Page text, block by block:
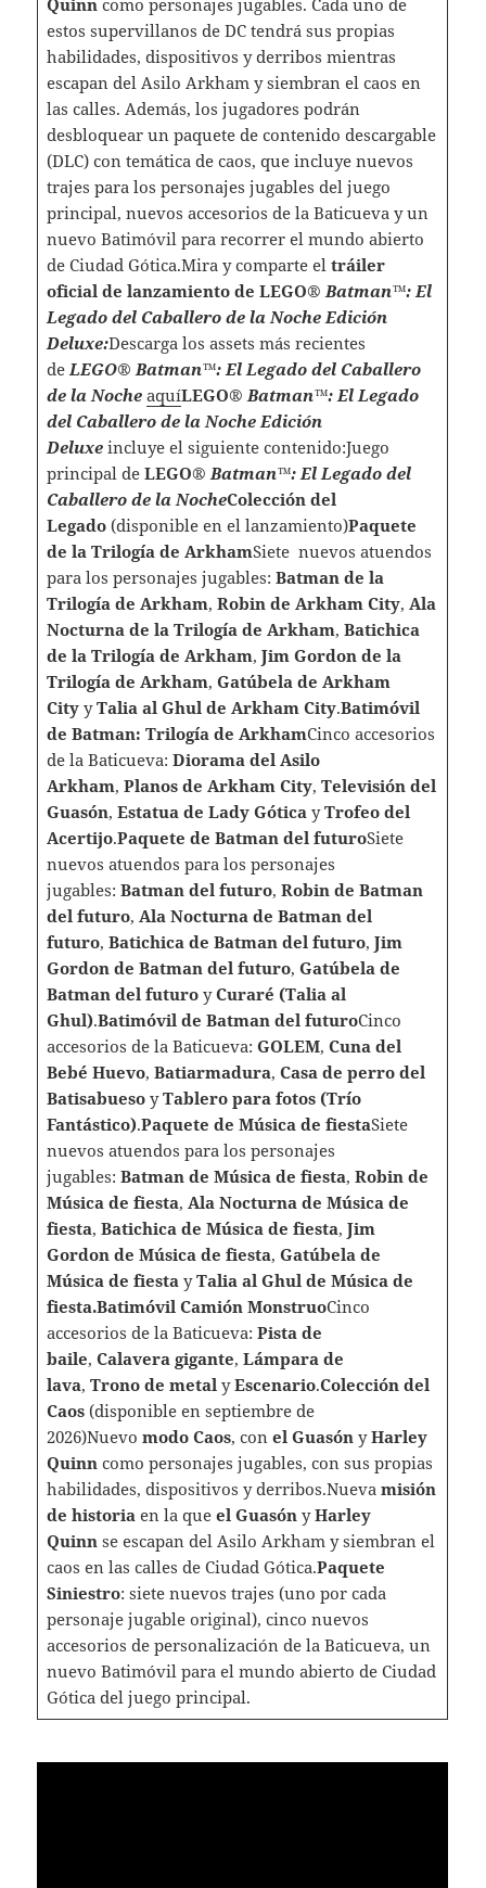
Quinncomo personajes jugables. Cada uno de
estos supervillanos de DC tendrá sus propias
habilidades, dispositivos y derribos mientras
escapan del Asilo Arkham y siembran el caos en
las calles. Además, los jugadores podrán
desbloquear un paquete de contenido descargable
(DLC) con temática de caos, que incluye nuevos
trajes para los personajes jugables del juego
principal, nuevos accesorios de la Baticueva y un
nuevo Batimóvil para recorrer el mundo abierto
de Ciudad Gótica.Mira y comparte el tráiler
oficial de lanzamiento de LEGO® Batman™: El
Legado del Caballero de la Noche Edición
Deluxe:Descarga los assets más recientes
deLEGO® Batman™: El Legado del Caballero
de la Noche aquíLEGO® Batman™: El Legado
del Caballero de la Noche Edición
Deluxeincluye el siguiente contenido:Juego
principal de LEGO® Batman™: El Legado del
Caballero de la NocheColección del
Legado(disponible en el lanzamiento)Paquete
de la Trilogía de ArkhamSiete nuevos atuendos
para los personajes jugables: Batman de la
Trilogía de Arkham, Robin de Arkham City, Ala
Nocturna de la Trilogía de Arkham, Batichica
de la Trilogía de Arkham, Jim Gordon de la
Trilogía de Arkham, Gatúbela de Arkham
CityyTalia al Ghul de Arkham City.Batimóvil
de Batman: Trilogía de ArkhamCinco accesorios
de la Baticueva: Diorama del Asilo
Arkham, Planos de Arkham City, Televisión del
Guasón, Estatua de Lady GóticayTrofeo del
Acertijo.Paquete de Batman del futuroSiete
nuevos atuendos para los personajes
jugables: Batman del futuro, Robin de Batman
del futuro, Ala Nocturna de Batman del
futuro, Batichica de Batman del futuro, Jim
Gordon de Batman del futuro, Gatúbela de
Batman del futuroyCuraré (Talia al
Ghul).Batimóvil de Batman del futuroCinco
accesorios de la Baticueva: GOLEM, Cuna del
Bebé Huevo, Batiarmadura, Casa de perro del
BatisabuesoyTablero para fotos (Trío
Fantástico).Paquete de Música de fiestaSiete
nuevos atuendos para los personajes
jugables: Batman de Música de fiesta, Robin de
Música de fiesta, Ala Nocturna de Música de
fiesta, Batichica de Música de fiesta, Jim
Gordon de Música de fiesta, Gatúbela de
Música de fiestayTalia al Ghul de Música de
fiesta.Batimóvil Camión MonstruoCinco
accesorios de la Baticueva: Pista de
baile, Calavera gigante, Lámpara de
lava, Trono de metalyEscenario.Colección del
Caos(disponible en septiembre de
2026)Nuevo modo Caos, con el GuasónyHarley
Quinncomo personajes jugables, con sus propias
habilidades, dispositivos y derribos.Nueva misión
de historiaen la que el GuasónyHarley
Quinnse escapan del Asilo Arkham y siembran el
caos en las calles de Ciudad Gótica.Paquete
Siniestro: siete nuevos trajes (uno por cada
personaje jugable original), cinco nuevos
accesorios de personalización de la Baticueva, un
nuevo Batimóvil para el mundo abierto de Ciudad
Gótica del juego principal.